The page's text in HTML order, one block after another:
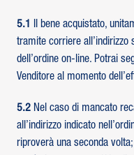
5.1 Il bene acquistato,
tramite corriere all’indirizzo
dell’ordine on-line. Potrai
Venditore al momento
5.2 Nel caso di mancato
all’indirizzo indicato
riproverà una seconda